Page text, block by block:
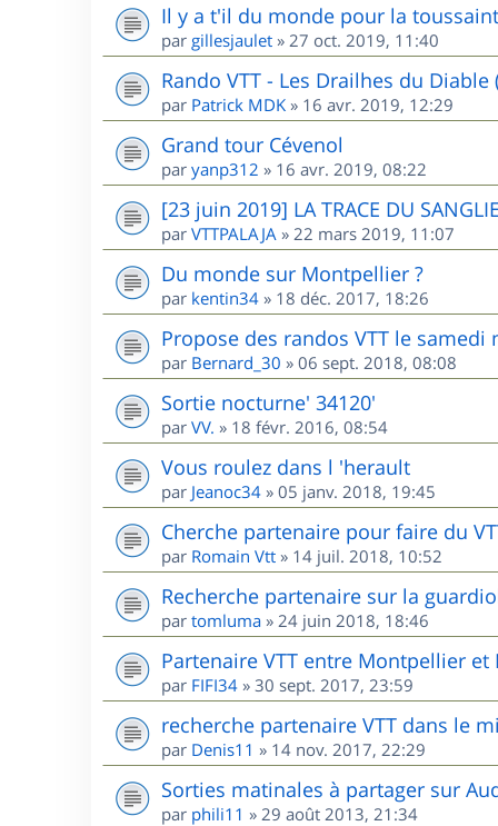
Il y a t'il du monde pour la
par gillesjaulet » 27 oct. 2019, 11:40
Rando VTT - Les Drailhes du Diable
par Patrick MDK » 16 avr. 2019, 12:29
Grand tour Cévenol
par yanp312 » 16 avr. 2019, 08:22
[23 juin 2019] LA TRACE DU
par VTTPALAJA » 22 mars 2019, 11:07
Du monde sur Montpellier ?
par kentin34 » 18 déc. 2017, 18:26
Propose des randos VTT le
par Bernard_30 » 06 sept. 2018, 08:08
Sortie nocturne' 34120'
par VV. » 18 févr. 2016, 08:54
Vous roulez dans l 'herault
par Jeanoc34 » 05 janv. 2018, 19:45
Cherche partenaire pour faire du
par Romain Vtt » 14 juil. 2018, 10:52
Recherche partenaire sur la
par tomluma » 24 juin 2018, 18:46
Partenaire VTT entre Montpellier et
par FIFI34 » 30 sept. 2017, 23:59
recherche partenaire VTT dans le
par Denis11 » 14 nov. 2017, 22:29
Sorties matinales à partager sur
par phili11 » 29 août 2013, 21:34